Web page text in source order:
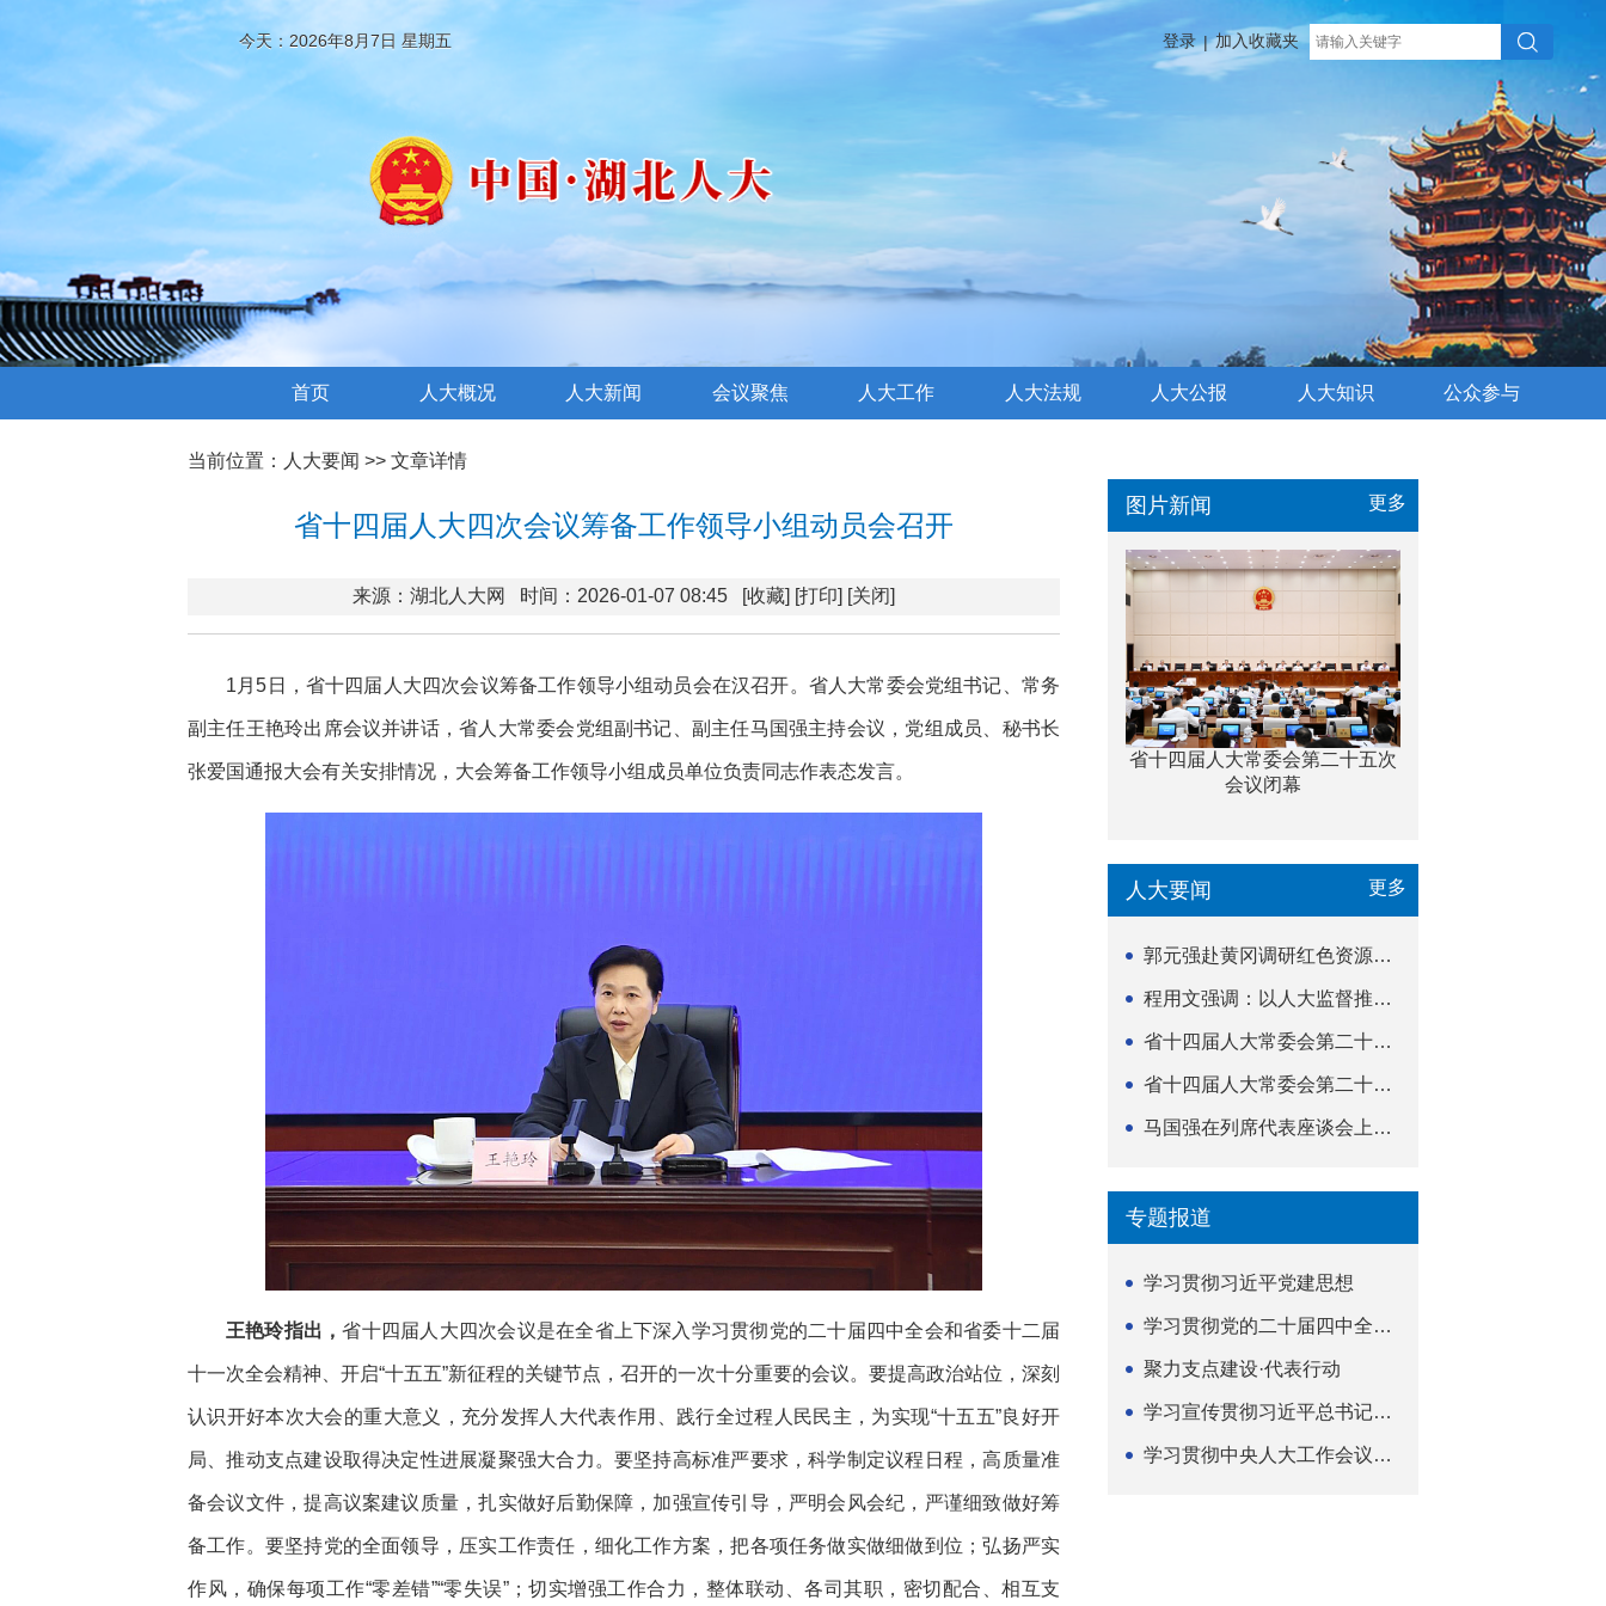
今天：2026年8月7日 星期五 登录 | 加入收藏夹
首页 人大概况 人大新闻 会议聚焦 人大工作 人大法规 人大公报 人大知识 公众参与
当前位置： 人大要闻 >> 文章详情
省十四届人大四次会议筹备工作领导小组动员会召开
来源：湖北人大网 时间：2026-01-07 08:45 [收藏] [打印] [关闭]
1月5日，省十四届人大四次会议筹备工作领导小组动员会在汉召开。省人大常委会党组书记、常务
副主任王艳玲出席会议并讲话，省人大常委会党组副书记、副主任马国强主持会议，党组成员、秘书长
张爱国通报大会有关安排情况，大会筹备工作领导小组成员单位负责同志作表态发言。
王艳玲指出，省十四届人大四次会议是在全省上下深入学习贯彻党的二十届四中全会和省委十二届
十一次全会精神、开启“十五五”新征程的关键节点，召开的一次十分重要的会议。要提高政治站位，深刻
认识开好本次大会的重大意义，充分发挥人大代表作用、践行全过程人民民主，为实现“十五五”良好开
局、推动支点建设取得决定性进展凝聚强大合力。要坚持高标准严要求，科学制定议程日程，高质量准
备会议文件，提高议案建议质量，扎实做好后勤保障，加强宣传引导，严明会风会纪，严谨细致做好筹
备工作。要坚持党的全面领导，压实工作责任，细化工作方案，把各项任务做实做细做到位；弘扬严实
作风，确保每项工作“零差错”“零失误”；切实增强工作合力，整体联动、各司其职，密切配合、相互支
图片新闻 更多
省十四届人大常委会第二十五次
会议闭幕
人大要闻 更多
郭元强赴黄冈调研红色资源保护传承立法等工作
程用文强调：以人大监督推动科技金融高质量发展
省十四届人大常委会第二十五次会议闭幕
省十四届人大常委会第二十五次会议举行
马国强在列席代表座谈会上强调 以精准履职筑牢荆楚...
专题报道
学习贯彻习近平党建思想
学习贯彻党的二十届四中全会精神
聚力支点建设·代表行动
学习宣传贯彻习近平总书记关于坚持
学习贯彻中央人大工作会议精神